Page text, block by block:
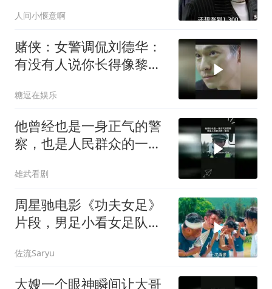
人间小惬意啊
赌侠：女警调侃刘德华：
有没有人说你长得像黎
糖逗在娱乐
他曾经也是一身正气的警
察，也是人民群众的一束
雄武看剧
周星驰电影《功夫女足》
片段，男足小看女足队
佐流Saryu
大嫂一个眼神瞬间让大哥